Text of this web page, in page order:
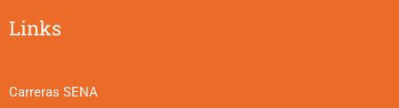
Links
Carreras SENA